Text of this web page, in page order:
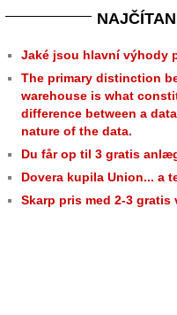
Jaké jsou hlavní výhody
The primary distinction
warehouse is what
difference between a
nature of the data.
Du får op til 3 gratis
Dovera kupila Union... a
Skarp pris med 2-3 gratis